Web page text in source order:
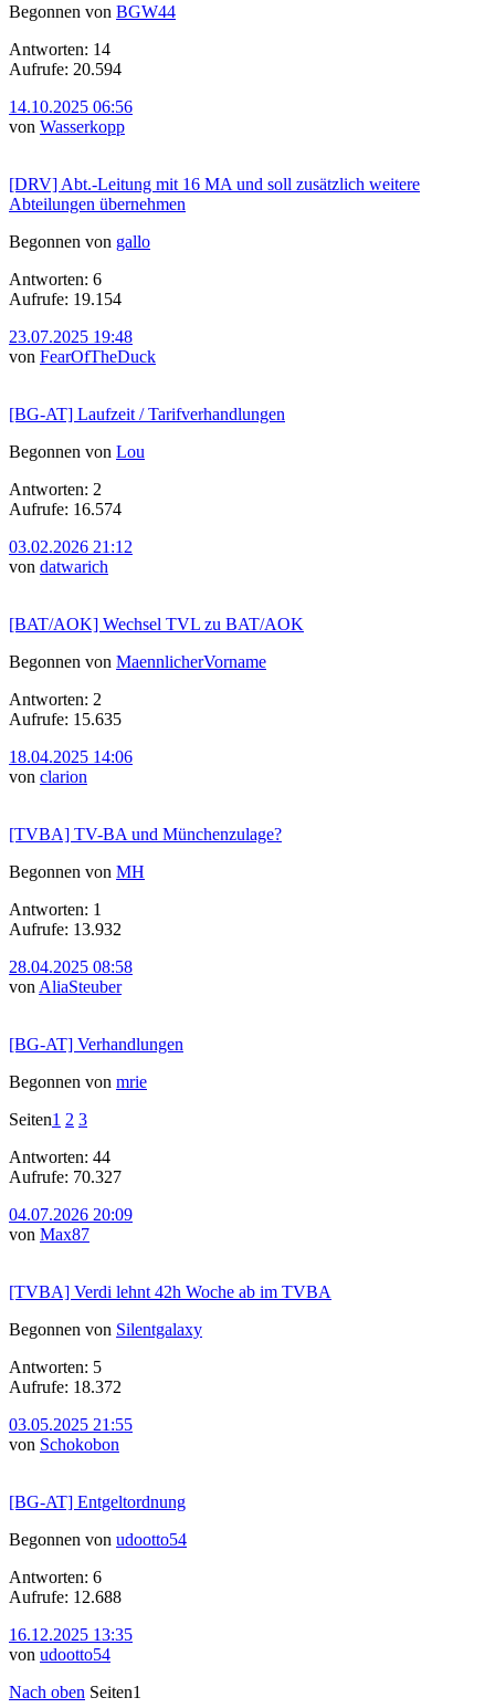
Begonnen von BGW44
Antworten: 14
Aufrufe: 20.594
14.10.2025 06:56
von Wasserkopp
[DRV] Abt.-Leitung mit 16 MA und soll zusätzlich weitere
Abteilungen übernehmen
Begonnen von gallo
Antworten: 6
Aufrufe: 19.154
23.07.2025 19:48
von FearOfTheDuck
[BG-AT] Laufzeit / Tarifverhandlungen
Begonnen von Lou
Antworten: 2
Aufrufe: 16.574
03.02.2026 21:12
von datwarich
[BAT/AOK] Wechsel TVL zu BAT/AOK
Begonnen von MaennlicherVorname
Antworten: 2
Aufrufe: 15.635
18.04.2025 14:06
von clarion
[TVBA] TV-BA und Münchenzulage?
Begonnen von MH
Antworten: 1
Aufrufe: 13.932
28.04.2025 08:58
von AliaSteuber
[BG-AT] Verhandlungen
Begonnen von mrie
Seiten1 2 3
Antworten: 44
Aufrufe: 70.327
04.07.2026 20:09
von Max87
[TVBA] Verdi lehnt 42h Woche ab im TVBA
Begonnen von Silentgalaxy
Antworten: 5
Aufrufe: 18.372
03.05.2025 21:55
von Schokobon
[BG-AT] Entgeltordnung
Begonnen von udootto54
Antworten: 6
Aufrufe: 12.688
16.12.2025 13:35
von udootto54
Nach oben Seiten1